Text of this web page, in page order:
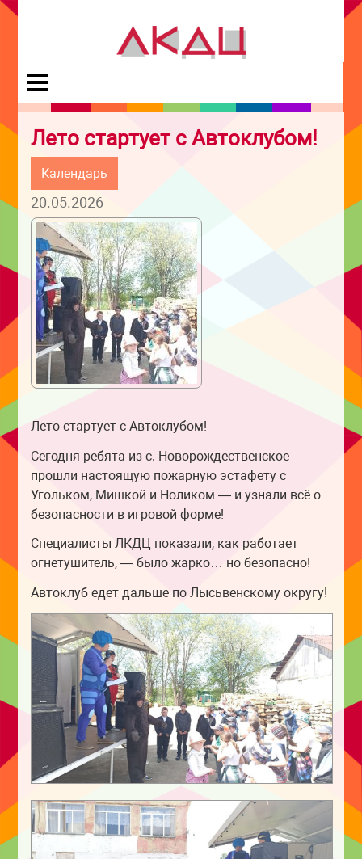
Лето стартует с Автоклубом!
Календарь
20.05.2026
Лето стартует с Автоклубом!
Сегодня ребята из с. Новорождественское
прошли настоящую пожарную эстафету с
Угольком, Мишкой и Ноликом — и узнали всё о
безопасности в игровой форме!
Специалисты ЛКДЦ показали, как работает
огнетушитель, — было жарко… но безопасно!
Автоклуб едет дальше по Лысьвенскому округу!